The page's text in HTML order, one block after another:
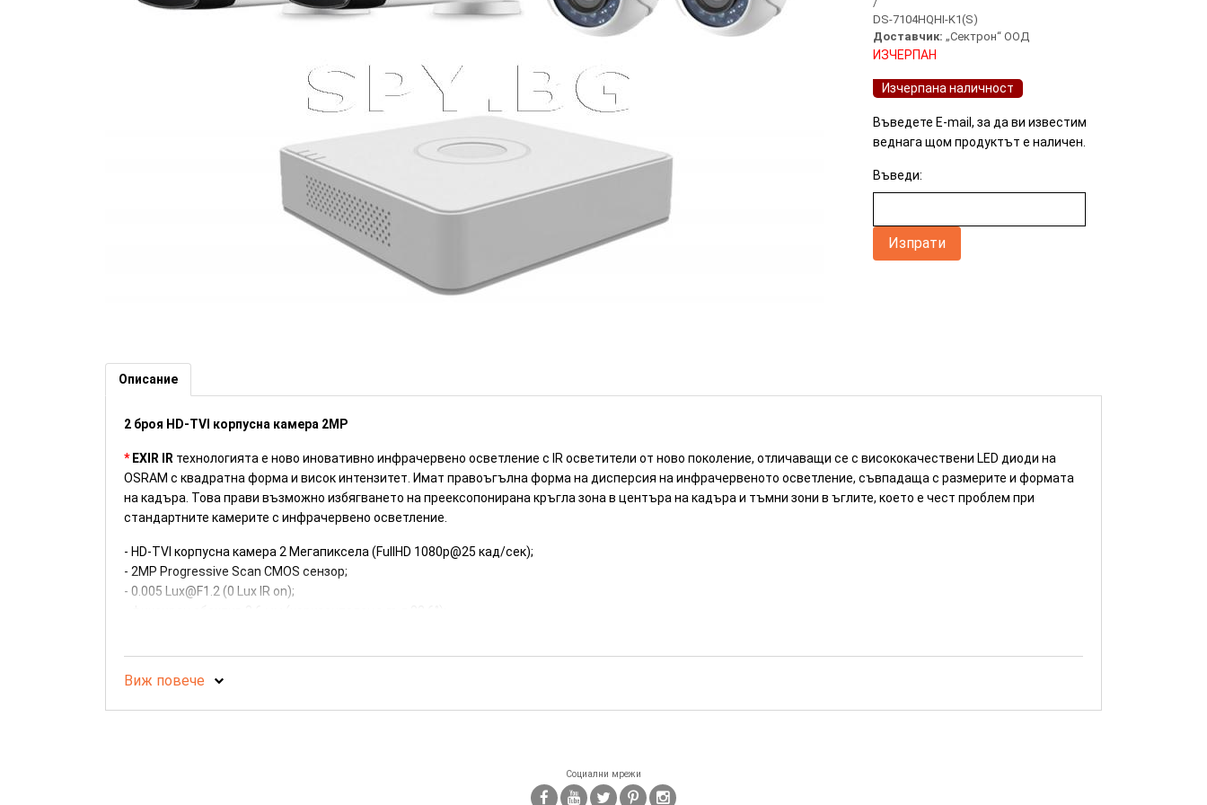
1 star
DS-7104HQHI-K1(S)
Доставчик: „Сектрон“ ООД
ИЗЧЕРПАН
Изчерпана наличност
Въведете E-mail, за да ви известим
веднага щом продуктът е наличен.
Въведи:
Комплект 2 външни и 2 вътрешни камери 2MP и 4
Описание
2 броя HD-TVI корпусна камера 2MP
* EXIR IR технологията е ново иновативно инфрачервено осветление с IR осветители от ново поколение, отличаващи се с висококачествени LED диоди на
OSRAM с квадратна форма и висок интензитет. Имат правоъгълна форма на дисперсия на инфрачервеното осветление, съвпадаща с размерите и формата
на кадъра. Това прави възможно избягването на преексопонирана кръгла зона в центъра на кадъра и тъмни зони в ъглите, което е чест проблем при
стандартните камерите с инфрачервено осветление.
- HD-TVI корпусна камера 2 Мегапиксела (FullHD 1080p@25 кад/сек);
- 2MP Progressive Scan CMOS сензор;
- 0.005 Lux@F1.2 (0 Lux IR on);
- 3D DNR шумов филтър;
- 120dB WDR;
Виж повече
Социални мрежи